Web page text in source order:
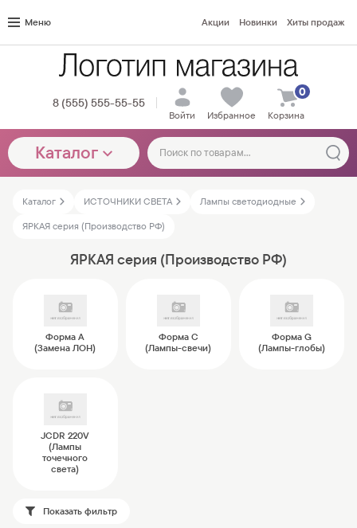
Меню Акции Новинки Хиты продаж
8 (555) 555-55-55
Войти Избранное Корзина
0
Каталог
Каталог ИСТОЧНИКИ СВЕТА
Лампы светодиодные
ЯРКАЯ серия (Производство РФ)
ЯРКАЯ серия (Производство РФ)
Форма A
(Замена ЛОН)
Форма C
(Лампы-свечи)
Форма G
(Лампы-глобы)
JCDR 220V
(Лампы
точечного
света)
Показать фильтр